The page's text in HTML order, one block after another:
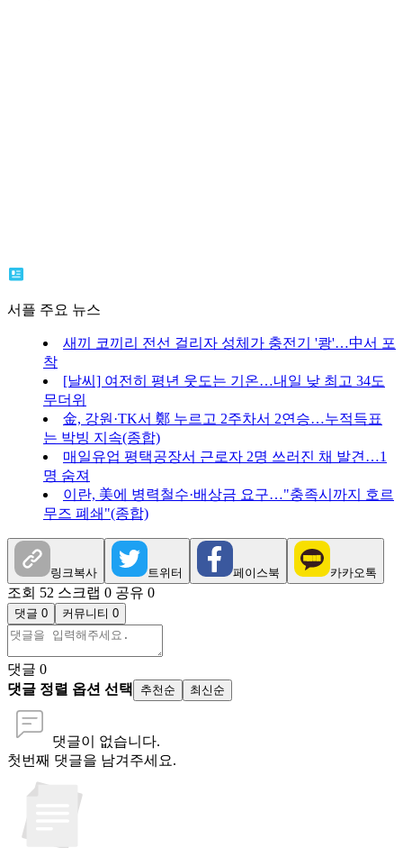
서플 주요 뉴스
새끼 코끼리 전선 걸리자 성체가 충전기 '쾅'…中서 포
착
[날씨] 여전히 평년 웃도는 기온…내일 낮 최고 34도
무더위
金, 강원·TK서 鄭 누르고 2주차서 2연승…누적득표
는 박빙 지속(종합)
매일유업 평택공장서 근로자 2명 쓰러진 채 발견…1
명 숨져
이란, 美에 병력철수·배상금 요구…"충족시까지 호르
무즈 폐쇄"(종합)
링크복사 트위터 페이스북 카카오톡
조회 52 스크랩 0 공유 0
댓글 0 커뮤니티 0
댓글 0
댓글 정렬 옵션 선택
추천순 최신순
댓글이 없습니다.
첫번째 댓글을 남겨주세요.